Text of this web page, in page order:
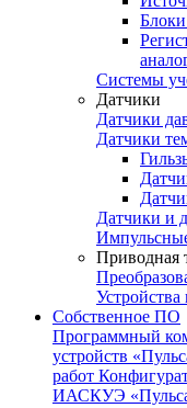
Системы
Датчики
Датчики
Датчики
Датчики и
Приводная
Устройства
Собственное ПО
Программный
устройств
работ
ИАСКУЭ